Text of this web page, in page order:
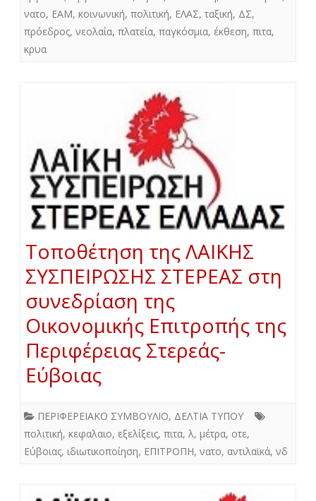
νατο, ΕΑΜ, κοινωνική, πολιτική, ΕΛΑΣ, ταξική, ΔΣ,
πρόεδρος, νεολαία, πλατεία, παγκόσμια, έκθεση, πιτα,
κρυα
Τοποθέτηση της ΛΑΙΚΗΣ
ΣΥΣΠΕΙΡΩΣΗΣ ΣΤΕΡΕΑΣ στη
συνεδρίαση της
Οικονομικής Επιτροπής της
Περιφέρειας Στερεάς-
Εύβοιας
ΠΕΡΙΦΕΡΕΙΑΚΟ ΣΥΜΒΟΥΛΙΟ, ΔΕΛΤΙΑ ΤΥΠΟΥ
πολιτική, κεφαλαιο, εξελίξεις, πιτα, λ, μέτρα, οτε,
Εύβοιας, ιδιωτικοποίηση, ΕΠΙΤΡΟΠΗ, νατο, αντιλαϊκά, νδ